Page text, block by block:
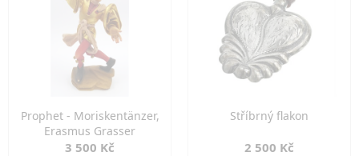
Prophet - Moriskentänzer,
Erasmus Grasser
3 500 Kč
Stříbrný flakon
2 500 Kč